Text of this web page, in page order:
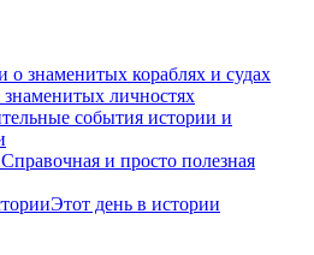
о знаменитых кораблях и судах
знаменитых личностях
события истории и
Справочная и просто полезная
Этот день в истории